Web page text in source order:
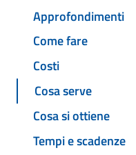
Approfondimenti
Come fare
Costi
Cosa serve
Cosa si ottiene
Tempi e scadenze